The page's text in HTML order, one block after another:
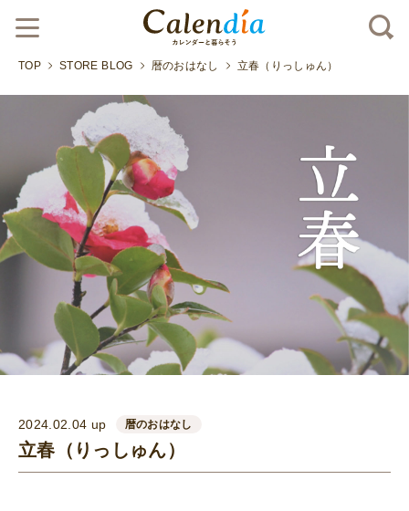
TOP STORE BLOG 暦のおはなし 立春（りっしゅん）
2024.02.04 up 暦のおはなし
立春（りっしゅん）